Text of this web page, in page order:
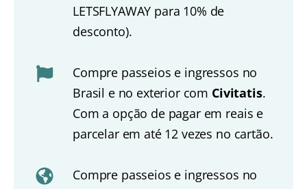
LETSFLYAWAY para 10% de
desconto).
Compre passeios e ingressos no
Brasil e no exterior com Civitatis.
Com a opção de pagar em reais e
parcelar em até 12 vezes no cartão.
Compre passeios e ingressos no